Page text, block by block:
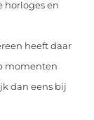
horloges en
heeft daar
momenten
dan eens bij